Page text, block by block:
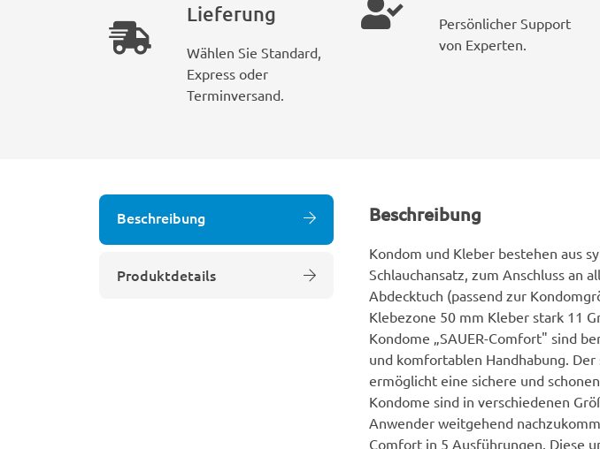
Lieferung
Wählen Sie Standard,
Express oder
Terminversand.
Persönlicher Support
von Experten.
Beschreibung
Produktdetails
Beschreibung
Kondom und Kleber bestehen aus
Schlauchansatz, zum Anschluss an
Abdecktuch (passend zur
Klebezone 50 mm Kleber stark 11
Kondome „SAUER-Comfort" sind
und komfortablen Handhabung.
ermöglicht eine sichere und
Kondome sind in verschiedenen
Anwender weitgehend
Comfort in 5 Ausführungen. Diese